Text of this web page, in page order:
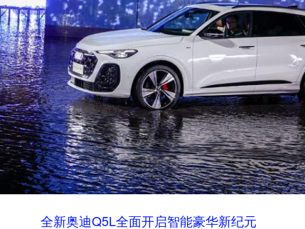
全新奥迪Q5L全面开启智能豪华新纪元